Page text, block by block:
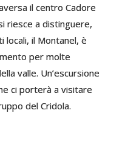
il centro Cadore
riesce a distinguere,
locali, il Montanel, è
per molte
valle. Un’escursione
ci porterà a visitare
del Cridola.